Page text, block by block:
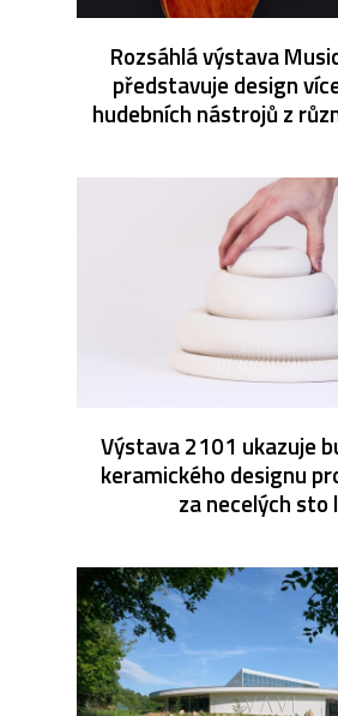
Rozsáhlá výstava
představuje design
hudebních nástrojů z
Výstava 2101 ukazuje
keramického designu
za necelých sto